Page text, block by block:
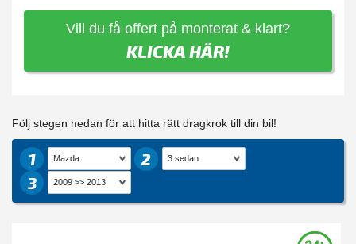
Vill du få offert på monterat & klart?
KLICKA HÄR!
Följ stegen nedan för att hitta rätt dragkrok till din bil!
1
2
3